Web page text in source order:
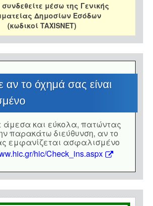
μέσω της Γενικής
Δημοσίων Εσόδων
(κωδικοί TAXISNET)
αν το όχημά σας είναι
άμεσα και εύκολα, πατώντας
παρακάτω διεύθυνση, αν το
εμφανίζεται ασφαλισμένο
hic/Check_ins.aspx